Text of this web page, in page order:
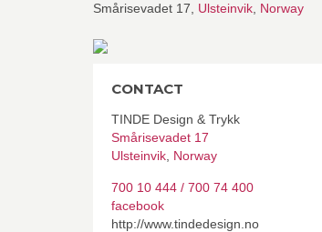
Smårisevadet 17, Ulsteinvik Norway
CONTACT
TINDE Design & Trykk
Smårisevadet 17
Ulsteinvik Norway
700 10 444 / 700 74 400
facebook
http://www.tindedesign.no